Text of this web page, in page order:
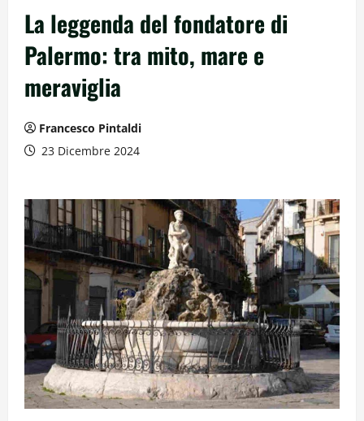
La leggenda del fondatore di
Palermo: tra mito, mare e
meraviglia
Francesco Pintaldi
23 Dicembre 2024